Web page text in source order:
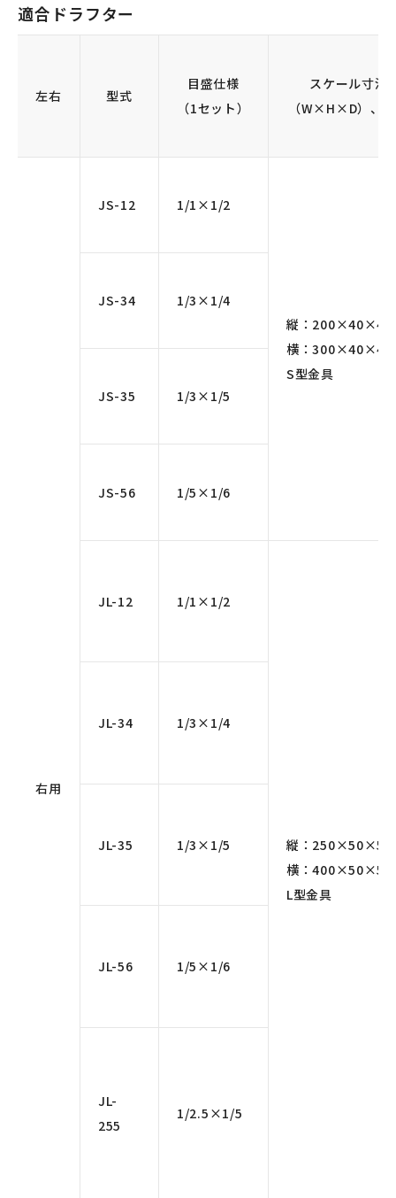
適合ドラフター
左右 型式
目盛仕様
（1セット）
スケール寸法
（W×H×D）、
右用
JS-12 1/1×1/2
縦：
横：300×40×4
S型金具
JS-34 1/3×1/4
JS-35 1/3×1/5
JS-56 1/5×1/6
JL-12 1/1×1/2
縦：
横：
L型金具
JL-34 1/3×1/4
JL-35 1/3×1/5
JL-56 1/5×1/6
JL-
255
1/2.5×1/5